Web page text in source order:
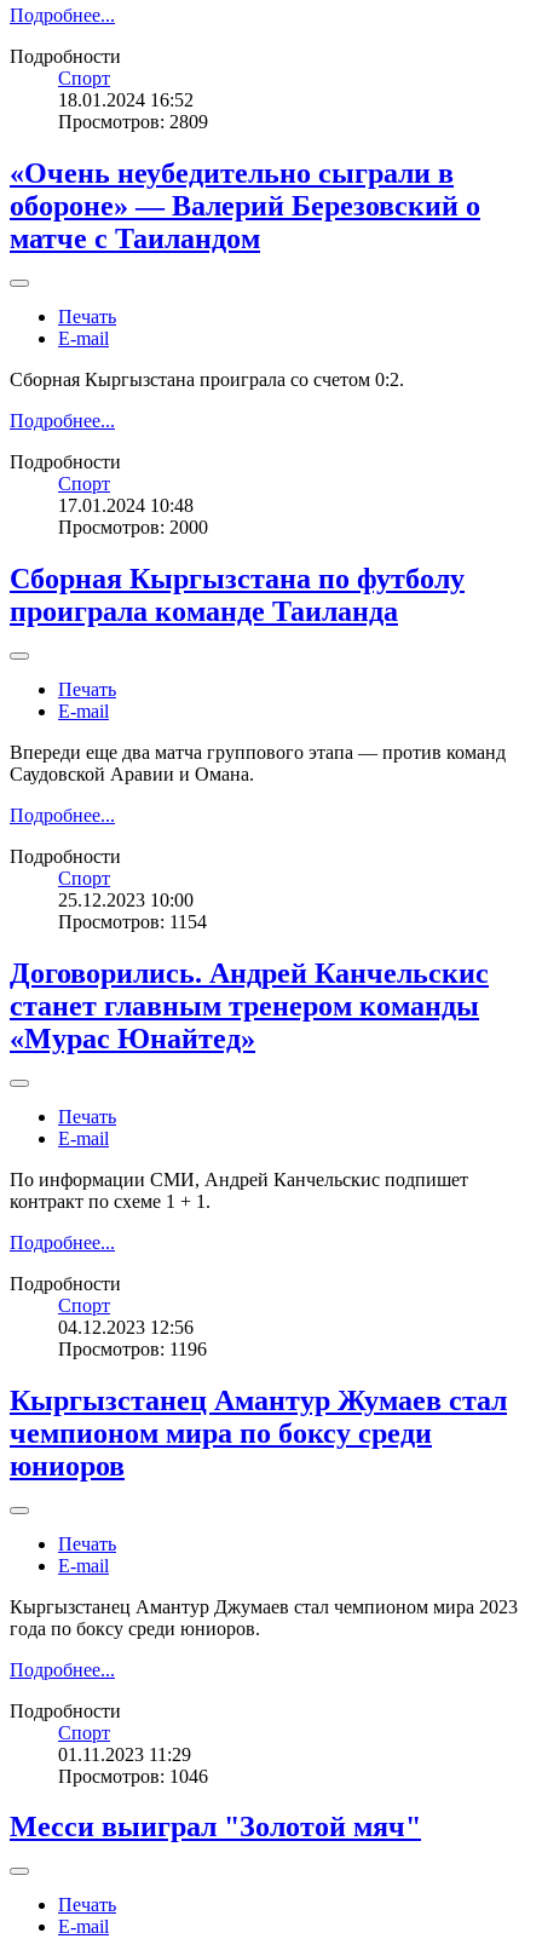
Подробнее...
Подробности
Спорт
18.01.2024 16:52
Просмотров: 2809
«Очень неубедительно сыграли в
обороне» — Валерий Березовский о
матче с Таиландом
Печать
E-mail
Сборная Кыргызстана проиграла со счетом 0:2.
Подробнее...
Подробности
Спорт
17.01.2024 10:48
Просмотров: 2000
Сборная Кыргызстана по футболу
проиграла команде Таиланда
Печать
E-mail
Впереди еще два матча группового этапа — против команд
Саудовской Аравии и Омана.
Подробнее...
Подробности
Спорт
25.12.2023 10:00
Просмотров: 1154
Договорились. Андрей Канчельскис
станет главным тренером команды
«Мурас Юнайтед»
Печать
E-mail
По информации СМИ, Андрей Канчельскис подпишет
контракт по схеме 1 + 1.
Подробнее...
Подробности
Спорт
04.12.2023 12:56
Просмотров: 1196
Кыргызстанец Амантур Жумаев стал
чемпионом мира по боксу среди
юниоров
Печать
E-mail
Кыргызстанец Амантур Джумаев стал чемпионом мира 2023
года по боксу среди юниоров.
Подробнее...
Подробности
Спорт
01.11.2023 11:29
Просмотров: 1046
Месси выиграл "Золотой мяч"
Печать
E-mail